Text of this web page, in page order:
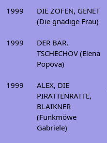
1999
DIE ZOFEN, GENET
(Die gnädige Frau)
1999
DER BÄR,
TSCHECHOV (Elena
Popova)
1999
ALEX, DIE
PIRATTENRATTE,
BLAIKNER
(Funkmöwe
Gabriele)